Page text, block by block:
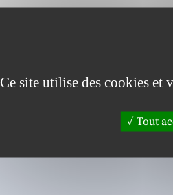
Ce site utilise des cookies et
Tout